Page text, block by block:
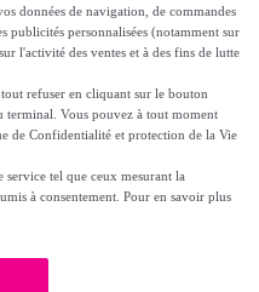
au panier
données de navigation, de commandes
publicités personnalisées (notamment sur
l'activité des ventes et à des fins de lutte
refuser en cliquant sur le bouton
terminal. Vous pouvez à tout moment
de Confidentialité et protection de la Vie
service tel que ceux mesurant la
à consentement. Pour en savoir plus